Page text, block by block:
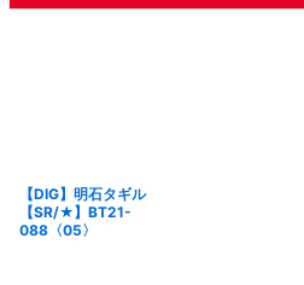
【DIG】明石タギル
【SR/★】BT21-
088〈05〉